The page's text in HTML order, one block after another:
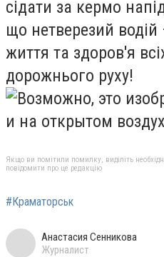
сідати за кермо
що нетверезий
життя та здоров'я
дорожнього руху!
Якщо ви помітили помилку, виділіть
повідомити про це редакцію
#Краматорськ
Анастасия Сенникова
Журналист